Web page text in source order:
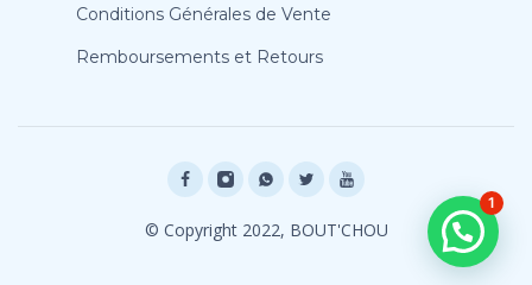
Conditions Générales de Vente
Remboursements et Retours
© Copyright 2022, BOUT'CHOU
1